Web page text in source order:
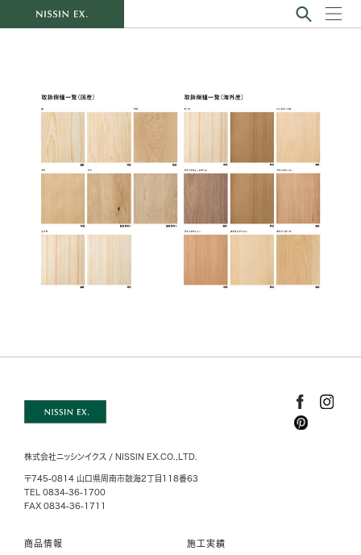
株式会社ニッシンイクス / NISSIN EX.CO.,LTD.
〒745-0814 山口県周南市鼓海2丁目118番63
TEL 0834-36-1700
FAX 0834-36-1711
商品情報 施工実績